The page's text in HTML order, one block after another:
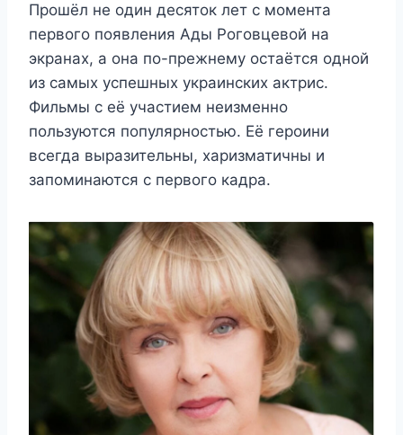
Прошёл не один десяток лет с момента
первого появления Ады Роговцевой на
экранах, а она по-прежнему остаётся одной
из самых успешных украинских актрис.
Фильмы с её участием неизменно
пользуются популярностью. Её героини
всегда выразительны, харизматичны и
запоминаются с первого кадра.